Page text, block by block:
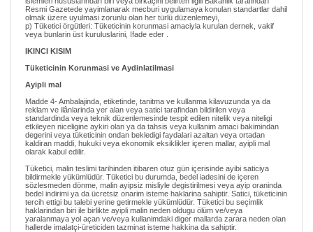
Resmi Gazetede yayimlanarak mecburi uygulamaya konulan standartlar dahil
olmak üzere uyulmasi zorunlu olan her türlü düzenlemeyi,
p) Tüketici örgütleri: Tüketicinin korunmasi amaciyla kurulan dernek, vakif
veya bunlarin üst kuruluslarini, Ifade eder .
IKINCI KISIM
Tüketicinin Korunmasi ve Aydinlatilmasi
Ayipli mal
Madde 4- Ambalajinda, etiketinde, tanitma ve kullanma kilavuzunda ya da
reklam ve ilânlarinda yer alan veya satici tarafindan bildirilen veya
standardinda veya teknik düzenlemesinde tespit edilen nitelik veya niteligi
etkileyen niceligine aykiri olan ya da tahsis veya kullanim amaci bakimindan
degerini veya tüketicinin ondan bekledigi faydalari azaltan veya ortadan
kaldiran maddi, hukuki veya ekonomik eksiklikler içeren mallar, ayipli mal
olarak kabul edilir.
Tüketici, malin teslimi tarihinden itibaren otuz gün içerisinde ayibi saticiya
bildirmekle yükümlüdür. Tüketici bu durumda, bedel iadesini de içeren
sözlesmeden dönme, malin ayipsiz misliyle degistirilmesi veya ayip oraninda
bedel indirimi ya da ücretsiz onarim isteme haklarina sahiptir. Satici, tüketicinin
tercih ettigi bu talebi yerine getirmekle yükümlüdür. Tüketici bu seçimlik
haklarindan biri ile birlikte ayipli malin neden oldugu ölüm ve/veya
yaralanmaya yol açan ve/veya kullanimdaki diger mallarda zarara neden olan
hallerde imalatçi-üreticiden tazminat isteme hakkina da sahiptir.